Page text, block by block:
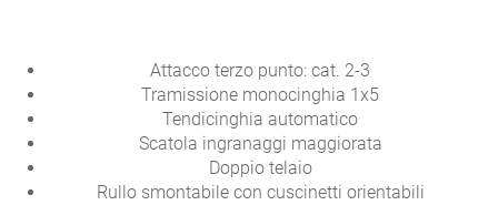
Attacco terzo punto: cat. 2-3
Tramissione monocinghia 1x5
Tendicinghia automatico
Scatola ingranaggi maggiorata
Doppio telaio
Rullo smontabile con cuscinetti orientabili